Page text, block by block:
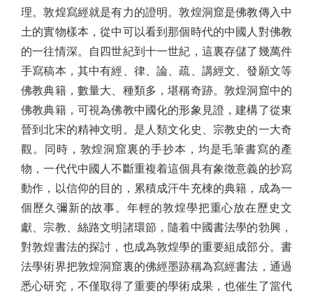
理。敦煌寫經就是有力的證明。敦煌洞窟是佛教傳入中
土的實物樣本，從中可以看到那個時代的中國人對佛教
的一往情深。自四世紀到十一世紀，這裏存儲了幾萬件
手寫稿本，其中有經、律、論、疏、講經文、發願文等
佛教典籍，數量大、種類多，堪稱奇跡。敦煌洞窟中的
佛教典籍，可視為佛教中國化的形象見證，建構了從東
晉到北宋的精神文明。是人類文化史、宗教史的一大奇
觀。同時，敦煌洞窟裏的手抄本，均是毛筆書寫的產
物，一代代中國人不斷重複着這個具有象徵意義的抄寫
動作，以信仰的目的，累積成汗牛充棟的典籍，成為一
個歷久彌新的故事。年輕的敦煌學把重心放在歷史文
獻、宗教、絲路文明諸環節，隨着中國書法學的勃興，
對敦煌書法的探討，也成為敦煌學的重要組成部分。書
法學術界把敦煌洞窟裏的佛經墨跡稱為寫經書法，通過
悉心研究，不僅取得了重要的學術成果，也催生了當代